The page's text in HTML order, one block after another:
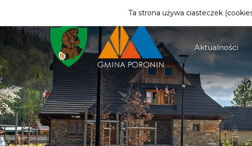
| MIESZKANIEC
Aktualności
Ta strona używa ciasteczek